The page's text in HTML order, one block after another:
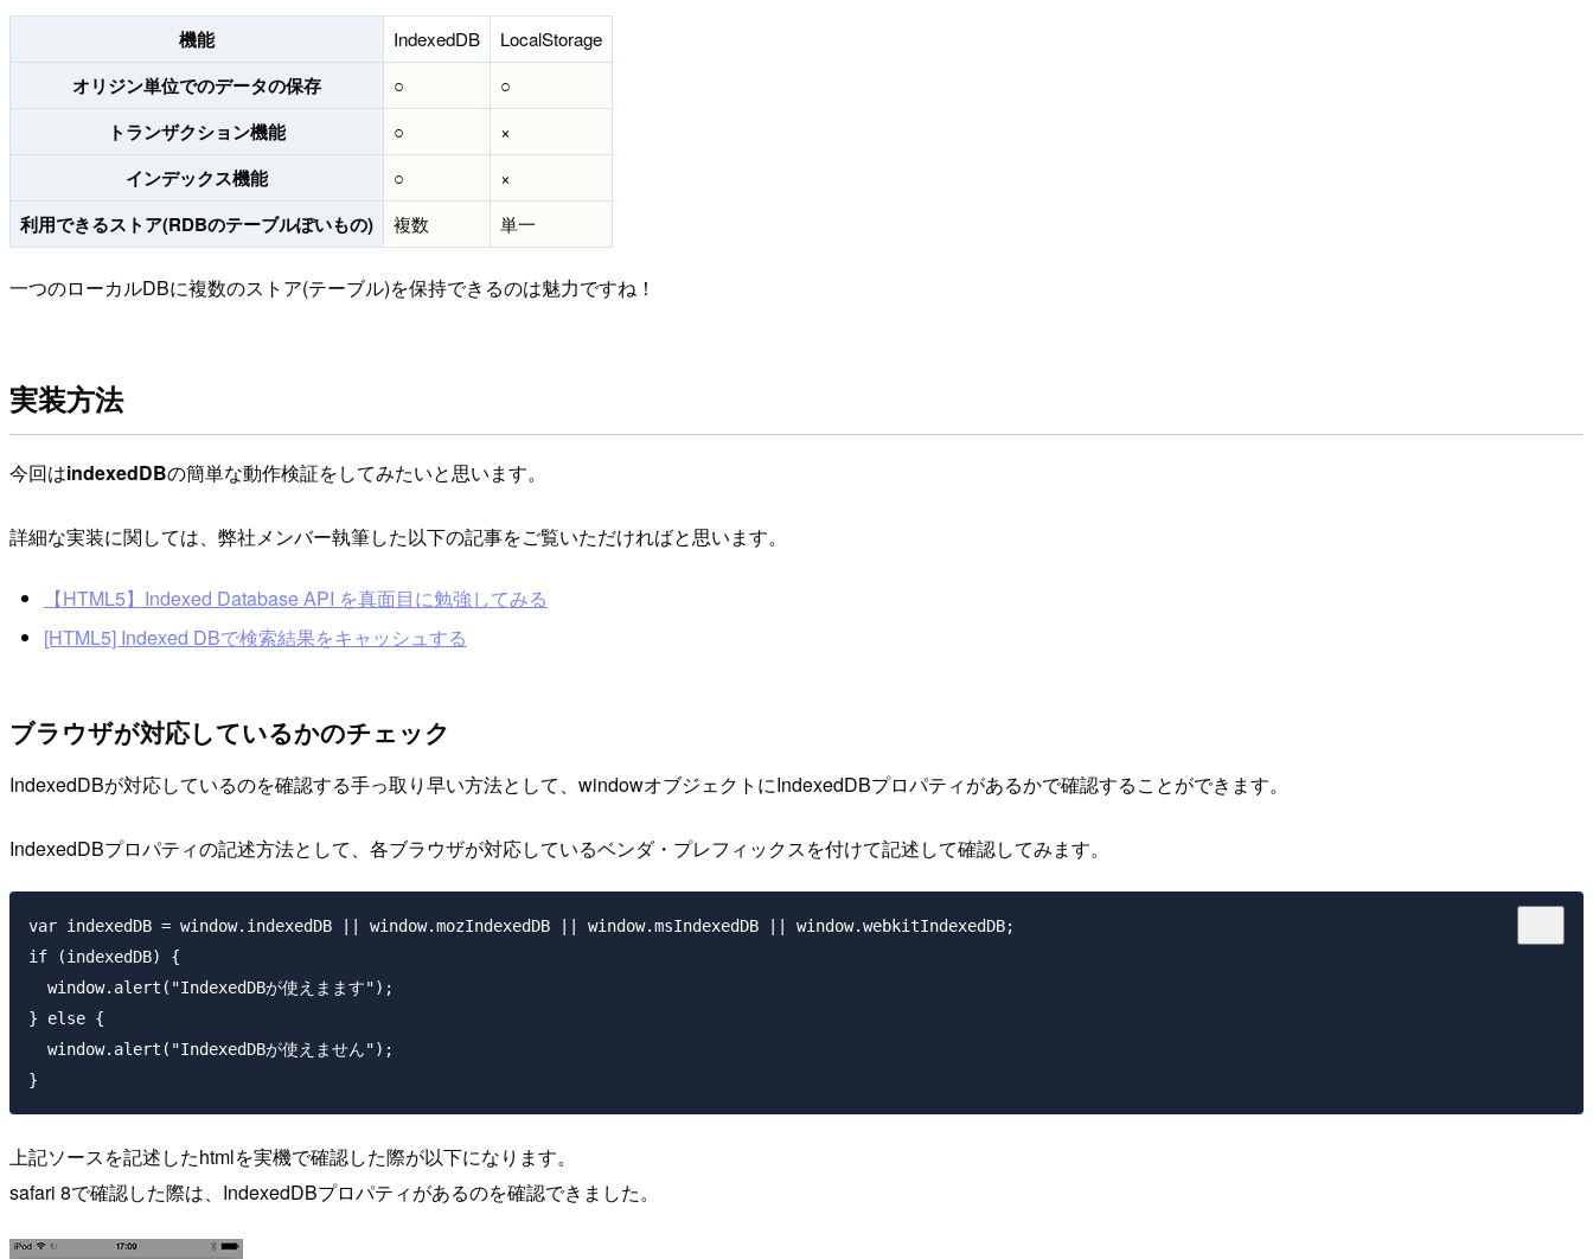
機能 IndexedDB LocalStorage
オリジン単位でのデータの保存 ○ ○
トランザクション機能 ○ ×
インデックス機能 ○ ×
利用できるストア(RDBのテーブルぽいもの) 複数 単一
一つのローカルDBに複数のストア(テーブル)を保持できるのは魅力ですね！
実装方法
今回はindexedDBの簡単な動作検証をしてみたいと思います。
詳細な実装に関しては、弊社メンバー執筆した以下の記事をご覧いただければと思います。
【HTML5】Indexed Database API を真面目に勉強してみる
[HTML5] Indexed DBで検索結果をキャッシュする
ブラウザが対応しているかのチェック
IndexedDBが対応しているのを確認する手っ取り早い方法として、windowオブジェクトにIndexedDBプロパティがあるかで確認することができます。
IndexedDBプロパティの記述方法として、各ブラウザが対応しているベンダ・プレフィックスを付けて記述して確認してみます。
var indexedDB = window.indexedDB || window.mozIndexedDB || window.msIndexedDB || window.webkitIndexedDB;
if (indexedDB) {
  window.alert("IndexedDBが使えまます");
} else {
  window.alert("IndexedDBが使えません");
上記ソースを記述したhtmlを実機で確認した際が以下になります。
safari 8で確認した際は、IndexedDBプロパティがあるのを確認できました。